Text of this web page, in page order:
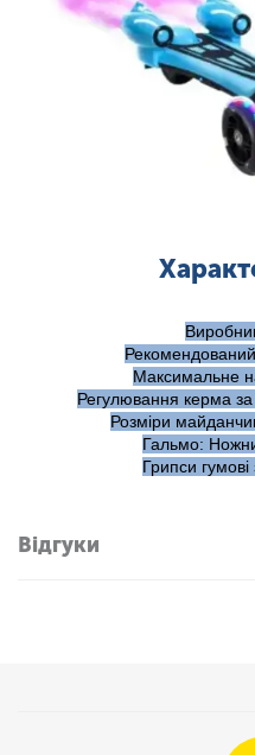
Рекомендований
Максимальне
Регулювання керма
Розміри
Гальмо:
Грипси гумові
Відгуки